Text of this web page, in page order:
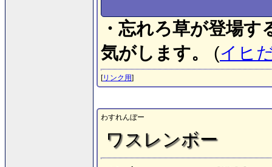
・忘れろ草が登場
気がします。
(イヒ
[リンク用]
わすれんぼー
ワスレンボー